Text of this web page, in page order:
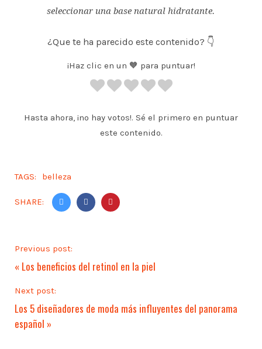
seleccionar una base natural hidratante.
¿Que te ha parecido este contenido? 👇
¡Haz clic en un 🧡 para puntuar!
Hasta ahora, ¡no hay votos!. Sé el primero en puntuar
este contenido.
TAGS: belleza
SHARE:
Previous post:
« Los beneficios del retinol en la piel
Next post:
Los 5 diseñadores de moda más influyentes del panorama
español »